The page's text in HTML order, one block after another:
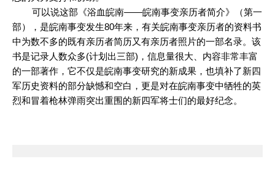
可以说这部《浴血皖南——皖南事变亲历者简介》（第一
部），是皖南事变发生80年来，有关皖南事变亲历者的资料书
中为数不多的既有亲历者简历又有亲历者照片的一部名录。该
书是记录人数众多(计划出三部)，信息量很大、内容非常丰富
的一部著作，它不仅是皖南事变研究的新成果，也填补了新四
军历史资料的部分缺憾和空白，更是对在皖南事变中牺牲的英
烈和冒着枪林弹雨突出重围的新四军将士们的最好纪念。